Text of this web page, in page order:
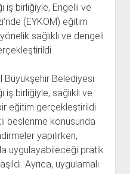
iş birliğiyle, Engelli ve
(EYKOM) eğitim
sağlıklı ve dengeli
Büyükşehir Belediyesi
iş birliğiyle, sağlıklı ve
eğitim gerçekleştirildi.
beslenme konusunda
yapılırken,
uygulayabileceği pratik
Ayrıca, uygulamalı